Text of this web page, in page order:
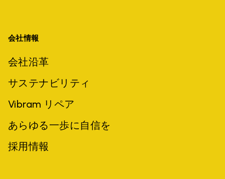
会社情報
会社沿革
サステナビリティ
Vibram リペア
あらゆる一歩に自信を
採用情報